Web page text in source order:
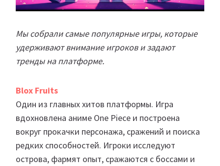
Мы собрали самые популярные игры, которые
удерживают внимание игроков и задают
тренды на платформе.
Blox Fruits
Один из главных хитов платформы. Игра
вдохновлена аниме One Piece и построена
вокруг прокачки персонажа, сражений и поиска
редких способностей. Игроки исследуют
острова, фармят опыт, сражаются с боссами и